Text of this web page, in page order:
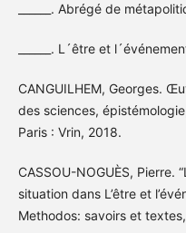
______. Abrégé de
______. L´être et
CANGUILHEM, Georges.
des sciences,
Paris : Vrin, 2018.
CASSOU-NOGUÈS, Pierre.
situation dans L’être et
Methodos: savoirs et